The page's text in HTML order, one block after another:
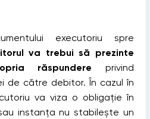
executoriu spre
va trebui să prezinte
răspundere privind
de către debitor. În cazul în
va viza о obligație în
instanța nu stabilește un